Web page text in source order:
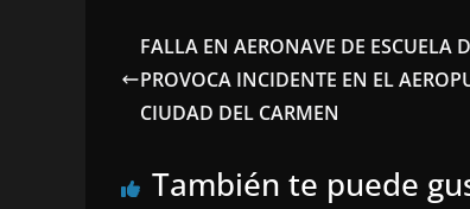
FALLA EN AERONAVE DE ESCUELA
PROVOCA INCIDENTE EN EL
CIUDAD DEL CARMEN
También te puede